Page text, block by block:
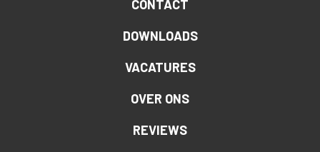
CONTACT
DOWNLOADS
VACATURES
OVER ONS
REVIEWS